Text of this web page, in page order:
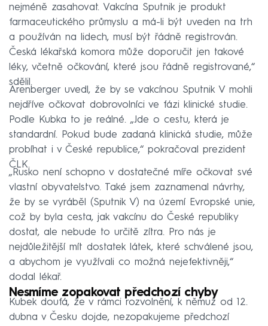
nejméně zasahovat. Vakcína Sputnik je produkt
farmaceutického průmyslu a má-li být uveden na trh
a používán na lidech, musí být řádně registrován.
Česká lékařská komora může doporučit jen takové
léky, včetně očkování, které jsou řádně registrované,“
sdělil.
Arenberger uvedl, že by se vakcínou Sputnik V mohli
nejdříve očkovat dobrovolníci ve fázi klinické studie.
Podle Kubka to je reálné. „Jde o cestu, která je
standardní. Pokud bude zadaná klinická studie, může
probíhat i v České republice,“ pokračoval prezident
ČLK.
„Rusko není schopno v dostatečné míře očkovat své
vlastní obyvatelstvo. Také jsem zaznamenal návrhy,
že by se vyráběl (Sputnik V) na území Evropské unie,
což by byla cesta, jak vakcínu do České republiky
dostat, ale nebude to určitě zítra. Pro nás je
nejdůležitější mít dostatek látek, které schválené jsou,
a abychom je využívali co možná nejefektivněji,“
dodal lékař.
Nesmíme zopakovat předchozí chyby
Kubek doufá, že v rámci rozvolnění, k němuž od 12.
dubna v Česku dojde, nezopakujeme předchozí